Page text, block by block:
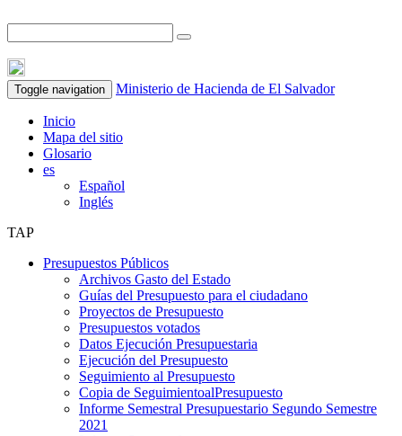
Toggle navigation Ministerio de Hacienda de El Salvador
Inicio
Mapa del sitio
Glosario
es
Español
Inglés
TAP
Presupuestos Públicos
Archivos Gasto del Estado
Guías del Presupuesto para el ciudadano
Proyectos de Presupuesto
Presupuestos votados
Datos Ejecución Presupuestaria
Ejecución del Presupuesto
Seguimiento al Presupuesto
Copia de SeguimientoalPresupuesto
Informe Semestral Presupuestario Segundo Semestre
2021